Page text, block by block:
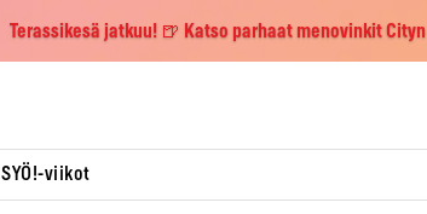
Terassikesä jatkuu! 🍺 Katso parhaat menovinkit
SYÖ!-viikot